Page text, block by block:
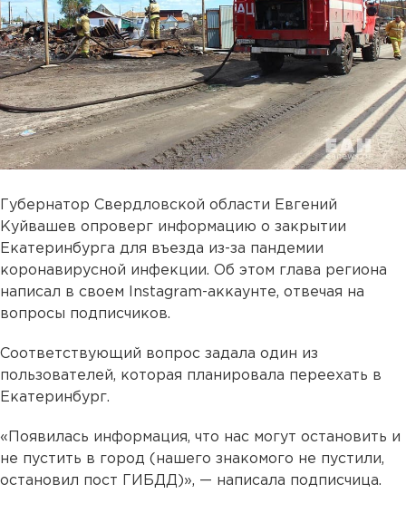
Губернатор Свердловской области Евгений
Куйвашев опроверг информацию о закрытии
Екатеринбурга для въезда из-за пандемии
коронавирусной инфекции. Об этом глава региона
написал в своем Instagram-аккаунте, отвечая на
вопросы подписчиков.
Соответствующий вопрос задала один из
пользователей, которая планировала переехать в
Екатеринбург.
«Появилась информация, что нас могут остановить и
не пустить в город (нашего знакомого не пустили,
остановил пост ГИБДД)», — написала подписчица.